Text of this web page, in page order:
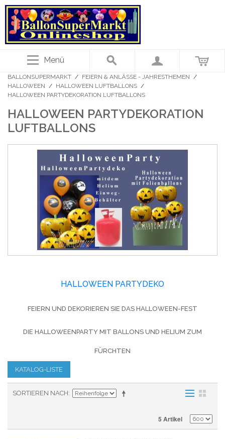
Menü
BALLONSUPERMARKT / FEIERN & ANLÄSSE - JAHRESTHEMEN /
HALLOWEEN / HALLOWEEN LUFTBALLONS /
HALLOWEEN PARTYDEKORATION LUFTBALLONS
HALLOWEEN PARTYDEKORATION
LUFTBALLONS
HALLOWEEN PARTYDEKO
FEIERN UND DEKORIEREN SIE DAS HALLOWEEN-FEST
DIE HALLOWEENPARTY MIT BALLONS UND HELIUM ZUM
FÜRCHTEN
KATALOG-LISTE
SORTIEREN NACH
5 Artikel